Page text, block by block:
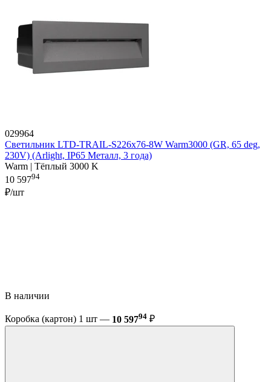
029964
Светильник LTD-TRAIL-S226x76-8W Warm3000 (GR, 65 deg,
230V) (Arlight, IP65 Металл, 3 года)
Warm | Тёплый 3000 K
10 59794
₽/шт
В наличии
Коробка (картон) 1 шт — 10 59794 ₽